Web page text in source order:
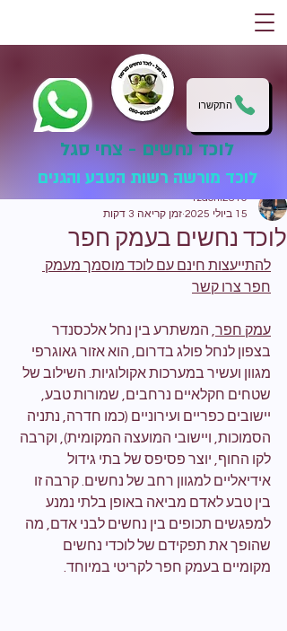
התקשרו
לוכד נחשים - צחי סגל
לוכד מורשה רשות הטבע והגנים
לוכד נחשים בעמק חפר
tzachi2810
15 ביולי 2025
זמן קריאה 3 דקות
להתייעצות חינם עם לוכד מוסמך מעמק
חפר צרו קשר
עמק חפר , המשתרע בין נחל אלכסנדר
בצפון לנחל פולג בדרום, הוא אזור גאוגרפי
מגוון ועשיר במערכות אקולוגיות. השילוב של
שטחים חקלאיים נרחבים, שמורות טבע,
יישובים כפריים ועירוניים (כמו חדרה, נתניה
הסמוכות, ויישובי המועצה המקומית), וקרבה
לקו החוף, יוצר פסיפס של בתי גידול
אידיאליים למגוון רחב של נחשים. קרבה זו
בין טבע לאדם מביאה באופן בלתי נמנע
למפגשים תכופים בין נחשים לבני אדם, מה
שהופך את תפקידם של לוכדי נחשים
מקומיים בעמק חפר לקריטי במיוחד.